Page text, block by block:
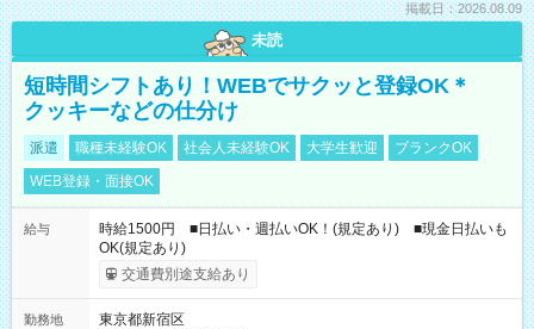
掲載日：2026.08.09
未読
短時間シフトあり！WEBでサクッと登録OK＊
クッキーなどの仕分け
派遣 職種未経験OK 社会人未経験OK 大学生歓迎
ブランクOK
WEB登録・面接OK
給与
時給1500円 ■日払い・週払いOK！(規定あり) ■現金日払いも
OK(規定あり)
交通費別途支給あり
勤務地
東京都新宿区